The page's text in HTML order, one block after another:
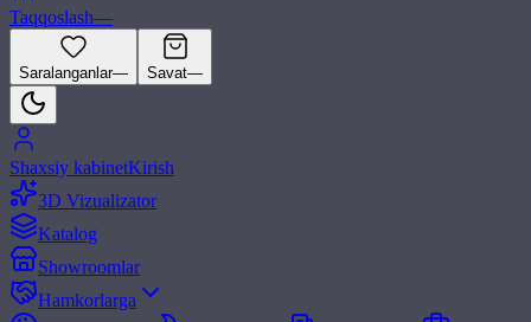
Taqqoslash—
Saralanganlar— Savat—
Shaxsiy kabinetKirish
3D Vizualizator
Katalog
Showroomlar
Hamkorlarga